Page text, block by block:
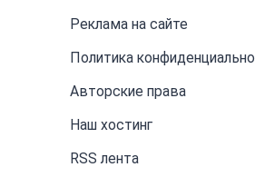
Реклама на сайте
Политика
Авторские права
Наш хостинг
RSS лента